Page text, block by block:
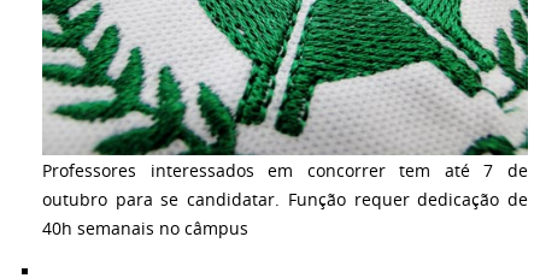
Professores interessados em concorrer tem até 7 de
outubro para se candidatar. Função requer dedicação de
40h semanais no câmpus